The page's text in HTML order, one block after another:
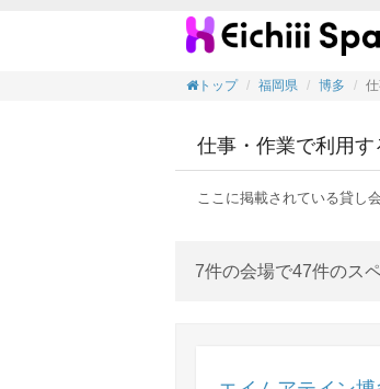
トップ 福岡県 博多
仕事・作業で利用
ここに掲載されている貸し
7件の会場で47件のス